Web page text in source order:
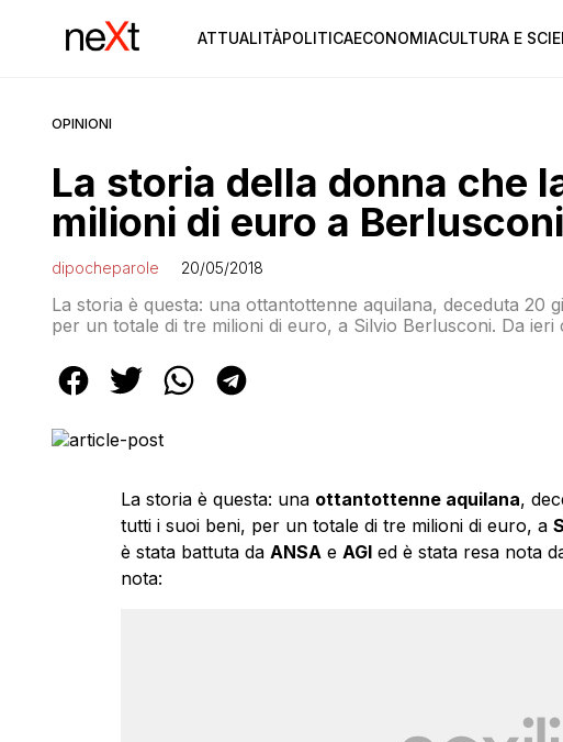
ATTUALITÀPOLITICAECONOMIACULTURA E
OPINIONI
La storia della donna che
milioni di euro a Berlusconi
dipocheparole 20/05/2018
La storia è questa: una ottantottenne aquilana, deceduta 20
per un totale di tre milioni di euro, a Silvio Berlusconi. Da
La storia è questa: una ottantottenne aquilana,
tutti i suoi beni, per un totale di tre milioni di euro, a
è stata battuta da ANSAe AGIed è stata resa nota
nota: